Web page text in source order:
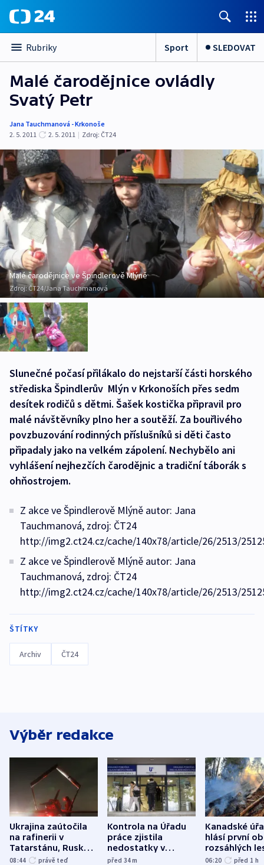
Rubriky Sport SLEDOVAT
Malé čarodějnice ovládly
Svatý Petr
Jana Tauchmanová - Krkonoše
2. 5. 2011
2. 5. 2011 | Zdroj: ČT24
Malé čarodějnice ve Špindlerově Mlýně
Zdroj:ČT24/Jana Tauchmanová
Slunečné počasí přilákalo do nejstarší části horského
střediska Špindlerův Mlýn v Krkonoších přes sedm
desítek rodičů s dětmi. Šašek kostička připravil pro
malé návštěvníky plno her a soutěží. Za bouřlivého
povzbuzování rodinných příslušníků si děti často
připadaly jako na velkém zápolení. Nechybělo ani
vyhlášení nejhezčích čarodějnic a tradiční táborák s
ohňostrojem.
Z akce ve Špindlerově Mlýně autor: Jana
Tauchmanová, zdroj: ČT24
http://img2.ct24.cz/cache/140x78/article/26/2513/
Z akce ve Špindlerově Mlýně autor: Jana
Tauchmanová, zdroj: ČT24
http://img2.ct24.cz/cache/140x78/article/26/2513/
ŠTÍTKY
Archiv ČT24
Výběr redakce
Ukrajina zaútočila
na rafinerii v
Tatarstánu, Rusko
udeřilo na Sumy a
08:44 právě teď
Kontrola na Úřadu
práce zjistila
nedostatky v
účetnictví za 5,6
před 34m
Kanadské
hlásí první
rozsáhlých
požárů
06:20 před 1 h